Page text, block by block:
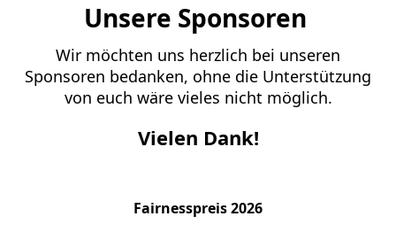
Unsere Sponsoren
Wir möchten uns herzlich bei unseren
Sponsoren bedanken, ohne die Unterstützung
von euch wäre vieles nicht möglich.
Vielen Dank!
Fairnesspreis 2026